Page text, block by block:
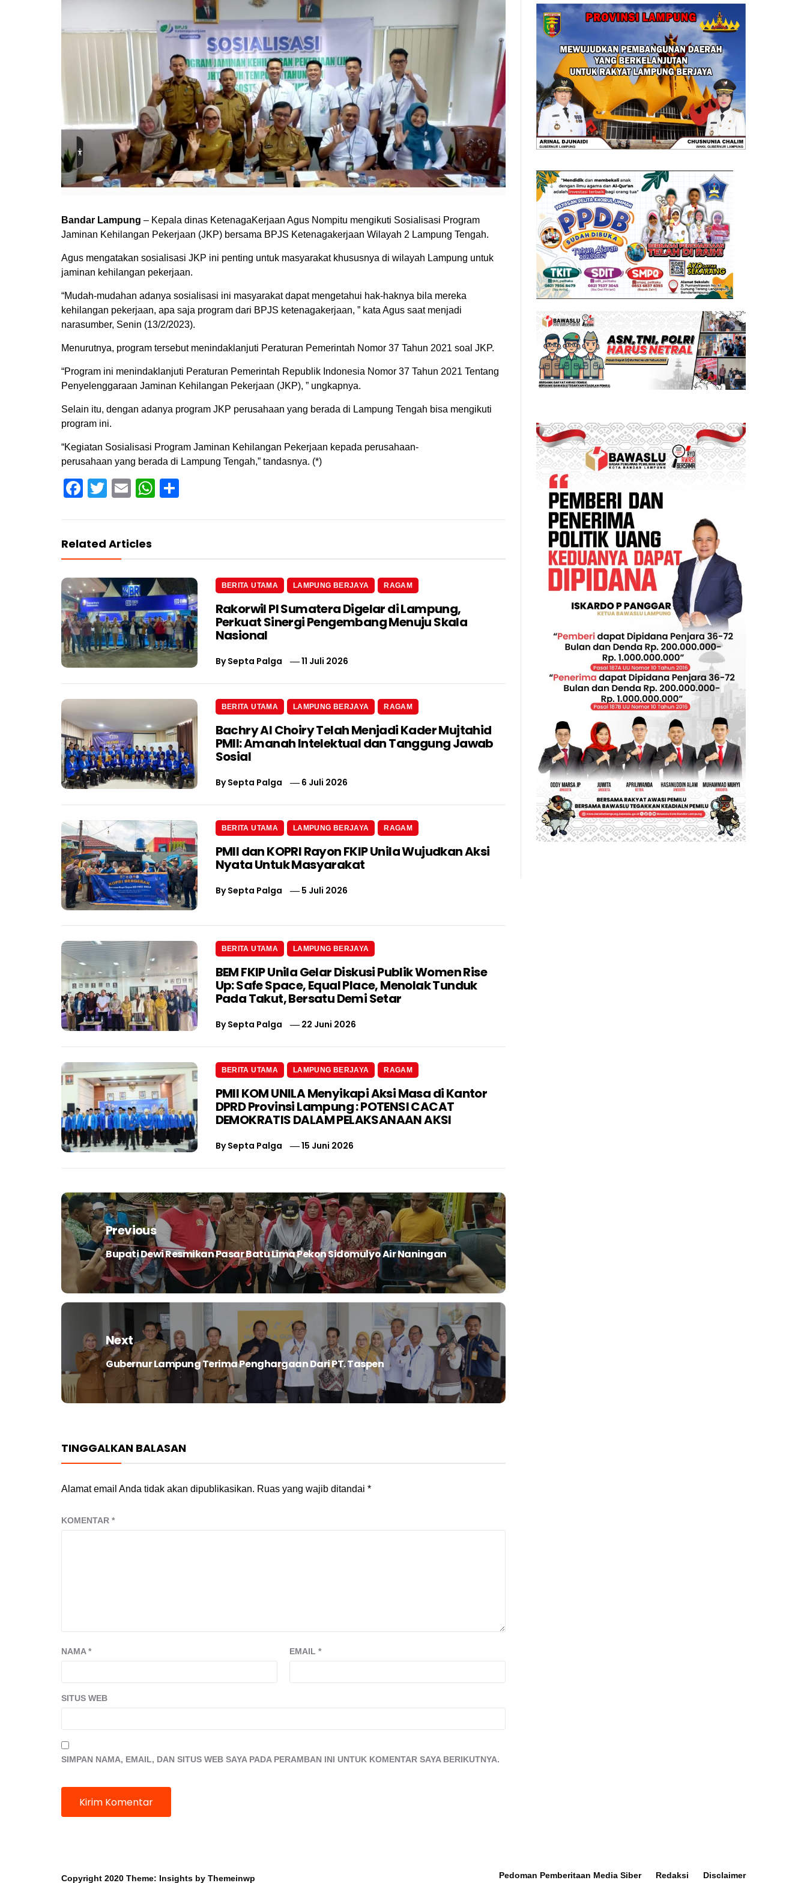
Bandar Lampung – Kepala dinas KetenagaKerjaan Agus Nompitu mengikuti Sosialisasi Program
Jaminan Kehilangan Pekerjaan (JKP) bersama BPJS Ketenagakerjaan Wilayah 2 Lampung Tengah.
Agus mengatakan sosialisasi JKP ini penting untuk masyarakat khususnya di wilayah Lampung untuk
jaminan kehilangan pekerjaan.
“Mudah-mudahan adanya sosialisasi ini masyarakat dapat mengetahui hak-haknya bila mereka
kehilangan pekerjaan, apa saja program dari BPJS ketenagakerjaan, ” kata Agus saat menjadi
narasumber, Senin (13/2/2023).
Menurutnya, program tersebut menindaklanjuti Peraturan Pemerintah Nomor 37 Tahun 2021 soal JKP.
“Program ini menindaklanjuti Peraturan Pemerintah Republik Indonesia Nomor 37 Tahun 2021 Tentang
Penyelenggaraan Jaminan Kehilangan Pekerjaan (JKP), ” ungkapnya.
Selain itu, dengan adanya program JKP perusahaan yang berada di Lampung Tengah bisa mengikuti
program ini.
“Kegiatan Sosialisasi Program Jaminan Kehilangan Pekerjaan kepada perusahaan-
perusahaan yang berada di Lampung Tengah,” tandasnya. (*)
Facebook
TwitterEmailWhatsApp
Related Articles
BERITA UTAMA LAMPUNG BERJAYA RAGAM
Rakorwil PI Sumatera Digelar di Lampung,
Perkuat Sinergi Pengembang Menuju Skala
Nasional
BySepta Palga 11 Juli 2026
BERITA UTAMA LAMPUNG BERJAYA RAGAM
Bachry Al Choiry Telah Menjadi Kader Mujtahid
PMII: Amanah Intelektual dan Tanggung Jawab
Sosial
BySepta Palga 6 Juli 2026
BERITA UTAMA LAMPUNG BERJAYA RAGAM
PMII dan KOPRI Rayon FKIP Unila Wujudkan Aksi
Nyata Untuk Masyarakat
BySepta Palga 5 Juli 2026
BERITA UTAMA LAMPUNG BERJAYA
BEM FKIP Unila Gelar Diskusi Publik Women Rise
Up: Safe Space, Equal Place, Menolak Tunduk
Pada Takut, Bersatu Demi Setar
BySepta Palga 22 Juni 2026
BERITA UTAMA LAMPUNG BERJAYA RAGAM
PMII KOM UNILA Menyikapi Aksi Masa di Kantor
DPRD Provinsi Lampung : POTENSI CACAT
DEMOKRATIS DALAM PELAKSANAAN AKSI
BySepta Palga 15 Juni 2026
Navigasi
pos
Previous
Previous
post:
Bupati Dewi Resmikan Pasar Batu Lima Pekon Sidomulyo Air Naningan
Next
Next
post:
Gubernur Lampung Terima Penghargaan Dari PT. Taspen
TINGGALKAN BALASAN
Alamat email Anda tidak akan dipublikasikan. Ruas yang wajib ditandai *
KOMENTAR *
NAMA* EMAIL *
SITUS WEB
SIMPAN NAMA, EMAIL, DAN SITUS WEB SAYA PADA PERAMBAN INI UNTUK KOMENTAR SAYA BERIKUTNYA.
Copyright 2020 Theme: Insights by Themeinwp Pedoman Pemberitaan Media Siber Redaksi Disclaimer
Berharga Hilang di Hotel
Pemilu 2024, Calon
Legislatif PKB Diduga
Dua Menteri Jokowi
Terpukau UMKM